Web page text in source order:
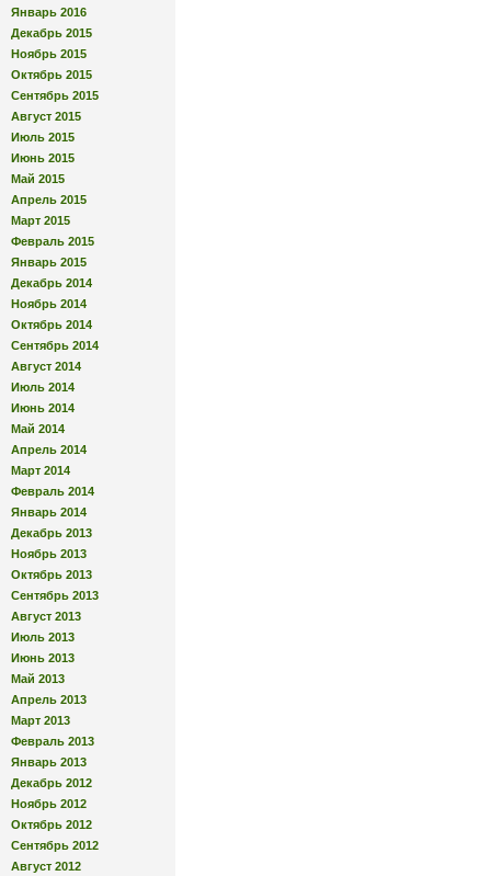
Январь 2016
Декабрь 2015
Ноябрь 2015
Октябрь 2015
Сентябрь 2015
Август 2015
Июль 2015
Июнь 2015
Май 2015
Апрель 2015
Март 2015
Февраль 2015
Январь 2015
Декабрь 2014
Ноябрь 2014
Октябрь 2014
Сентябрь 2014
Август 2014
Июль 2014
Июнь 2014
Май 2014
Апрель 2014
Март 2014
Февраль 2014
Январь 2014
Декабрь 2013
Ноябрь 2013
Октябрь 2013
Сентябрь 2013
Август 2013
Июль 2013
Июнь 2013
Май 2013
Апрель 2013
Март 2013
Февраль 2013
Январь 2013
Декабрь 2012
Ноябрь 2012
Октябрь 2012
Сентябрь 2012
Август 2012